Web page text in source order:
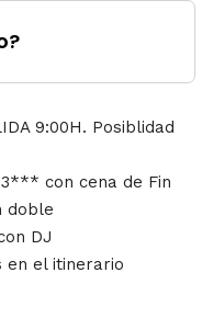
9:00H. Posiblidad
3*** con cena de Fin
doble
DJ
en el itinerario